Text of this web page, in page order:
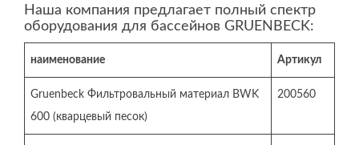
Наша компания предлагает полный спектр
оборудования для бассейнов GRUENBECK:
наименование Артикул
Gruenbeck Фильтровальный материал BWK
600 (кварцевый песок)
200560